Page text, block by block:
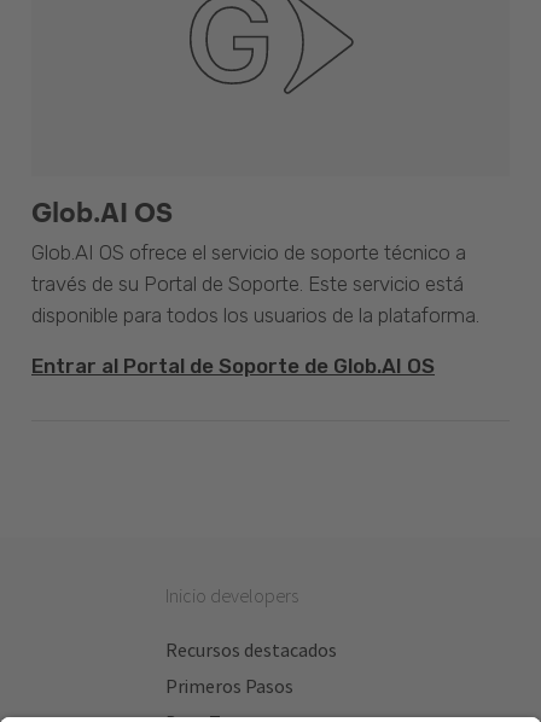
Glob.AI OS
Glob.AI OS ofrece el servicio de soporte técnico a
través de su Portal de Soporte. Este servicio está
disponible para todos los usuarios de la plataforma.
Entrar al Portal de Soporte de Glob.AI OS
Inicio developers
Recursos destacados
Primeros Pasos